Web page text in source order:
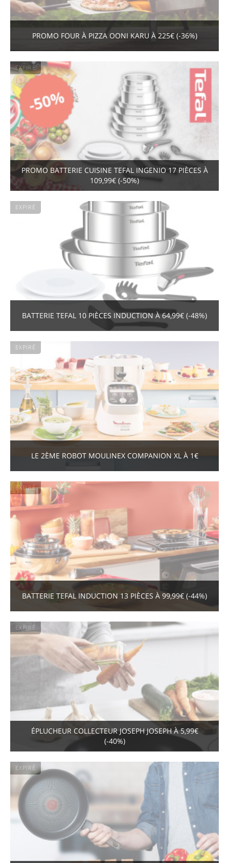
PROMO FOUR À PIZZA OONI KARU À 225€ (-36%)
EXPIRÉ
PROMO BATTERIE CUISINE TEFAL INGENIO 17 PIÈCES À
109,99€ (-50%)
EXPIRÉ
BATTERIE TEFAL 10 PIÈCES INDUCTION À 64,99€ (-48%)
EXPIRÉ
LE 2ÈME ROBOT MOULINEX COMPANION XL À 1€
EXPIRÉ
BATTERIE TEFAL INDUCTION 13 PIÈCES À 99,99€ (-44%)
EXPIRÉ
ÉPLUCHEUR COLLECTEUR JOSEPH JOSEPH À 5,99€
(-40%)
EXPIRÉ